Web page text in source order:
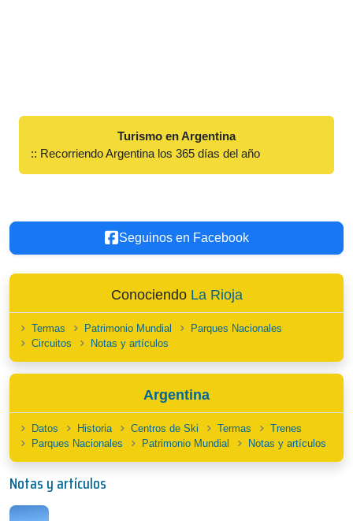
Turismo en Argentina
:: Recorriendo Argentina los 365 días del año
Seguinos en Facebook
Conociendo La Rioja
Termas Patrimonio Mundial
Parques Nacionales
Circuitos
Notas y artículos
Argentina
Datos Historia Centros de Ski Termas
Trenes
Parques Nacionales
Patrimonio Mundial Notas y artículos
Notas y artículos